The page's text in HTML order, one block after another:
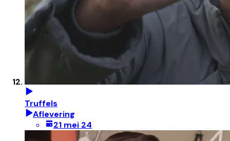
Truffels
Aflevering
21 mei 24